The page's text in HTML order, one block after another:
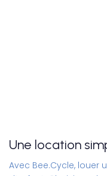
Une location
Avec Bee.Cycle, louer